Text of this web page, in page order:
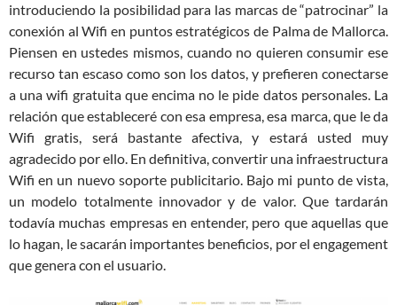
introduciendo la posibilidad para las marcas de “patrocinar” la
conexión al Wifi en puntos estratégicos de Palma de Mallorca.
Piensen en ustedes mismos, cuando no quieren consumir ese
recurso tan escaso como son los datos, y prefieren conectarse
a una wifi gratuita que encima no le pide datos personales. La
relación que estableceré con esa empresa, esa marca, que le da
Wifi gratis, será bastante afectiva, y estará usted muy
agradecido por ello. En definitiva, convertir una infraestructura
Wifi en un nuevo soporte publicitario. Bajo mi punto de vista,
un modelo totalmente innovador y de valor. Que tardarán
todavía muchas empresas en entender, pero que aquellas que
lo hagan, le sacarán importantes beneficios, por el engagement
que genera con el usuario.